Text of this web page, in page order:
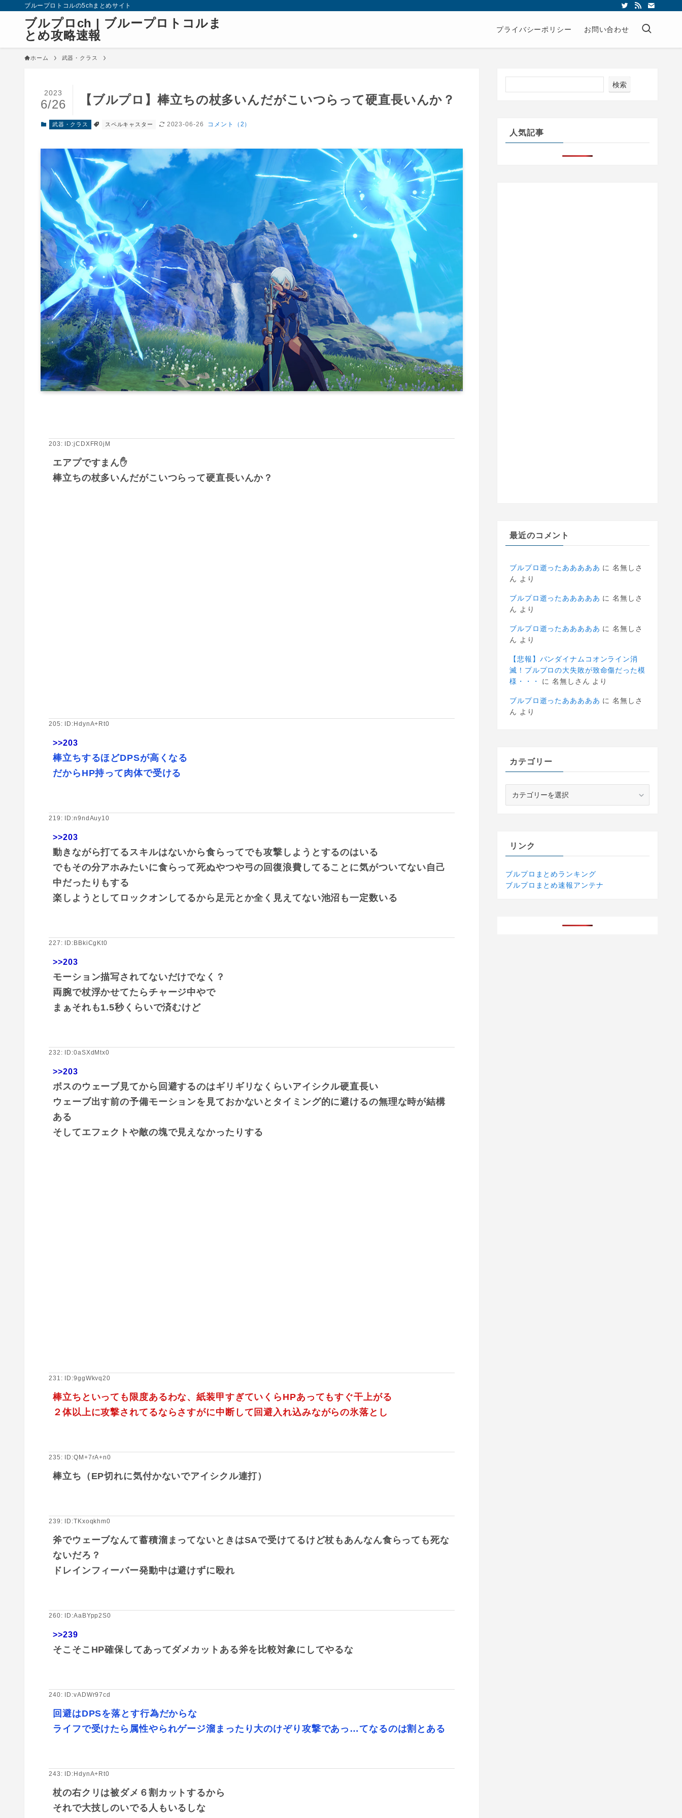
ブループロトコルの5chまとめサイト
ブルプロch | ブループロトコルま
とめ攻略速報
プライバシーポリシー お問い合わせ
ホーム 武器・クラス
【ブルプロ】棒立ちの杖多いんだがこいつらって硬直長いんか？
2023
6/26
武器・クラス スペルキャスター 2023-06-26 コメント（2）
203: ID:jCDXFR0jM
エアプですまん✋
棒立ちの杖多いんだがこいつらって硬直長いんか？
205: ID:HdynA+Rt0
>>203
棒立ちするほどDPSが高くなる
だからHP持って肉体で受ける
219: ID:n9ndAuy10
>>203
動きながら打てるスキルはないから食らってでも攻撃しようとするのはいる
でもその分アホみたいに食らって死ぬやつや弓の回復浪費してることに気がついてない自己
中だったりもする
楽しようとしてロックオンしてるから足元とか全く見えてない池沼も一定数いる
227: ID:BBkiCgKt0
>>203
モーション描写されてないだけでなく？
両腕で杖浮かせてたらチャージ中やで
まぁそれも1.5秒くらいで済むけど
232: ID:0aSXdMtx0
>>203
ボスのウェーブ見てから回避するのはギリギリなくらいアイシクル硬直長い
ウェーブ出す前の予備モーションを見ておかないとタイミング的に避けるの無理な時が結構
ある
そしてエフェクトや敵の塊で見えなかったりする
231: ID:9ggWkvq20
棒立ちといっても限度あるわな、紙装甲すぎていくらHPあってもすぐ干上がる
２体以上に攻撃されてるならさすがに中断して回避入れ込みながらの氷落とし
235: ID:QM+7rA+n0
棒立ち（EP切れに気付かないでアイシクル連打）
239: ID:TKxoqkhm0
斧でウェーブなんて蓄積溜まってないときはSAで受けてるけど杖もあんなん食らっても死な
ないだろ？
ドレインフィーバー発動中は避けずに殴れ
260: ID:AaBYpp2S0
>>239
そこそこHP確保してあってダメカットある斧を比較対象にしてやるな
240: ID:vADWr97cd
回避はDPSを落とす行為だからな
ライフで受けたら属性やられゲージ溜まったり大のけぞり攻撃であっ…てなるのは割とある
243: ID:HdynA+Rt0
杖の右クリは被ダメ６割カットするから
それで大技しのいでる人もいるしな
検索
人気記事
最近のコメント
ブルプロ逝ったあああああ に名無しさ
ん より
ブルプロ逝ったあああああ に名無しさ
ん より
ブルプロ逝ったあああああ に名無しさ
ん より
【悲報】バンダイナムコオンライン消
滅！プルプロの大失敗が致命傷だった模
様・・・
に名無しさん より
ブルプロ逝ったあああああ に名無しさ
ん より
カテゴリー
リンク
ブルプロまとめランキング
ブルプロまとめ速報アンテナ